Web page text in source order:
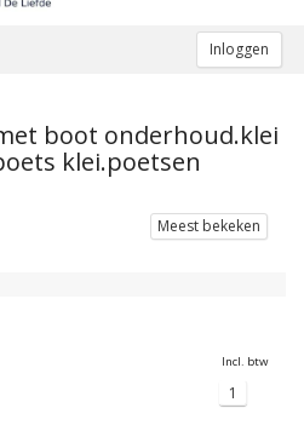
Inloggen
boot onderhoud.klei
klei.poetsen
Meest bekeken
Incl. btw
1